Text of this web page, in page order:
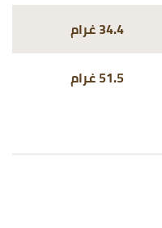
34.4 غرام
51.5 غرام